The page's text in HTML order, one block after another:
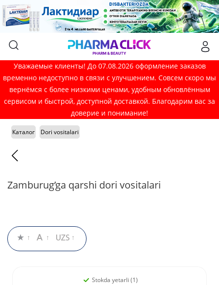
Уважаемые клиенты! До 07.08.2026 оформление заказов
временно недоступно в связи с улучшением. Совсем скоро мы
вернёмся с более низкими ценами, удобным обновлённым
сервисом и быстрой, доступной доставкой. Благодарим вас за
доверие и понимание!
Каталог Dori vositalari
Zamburug’ga qarshi dori vositalari
Stokda yetarli (1)